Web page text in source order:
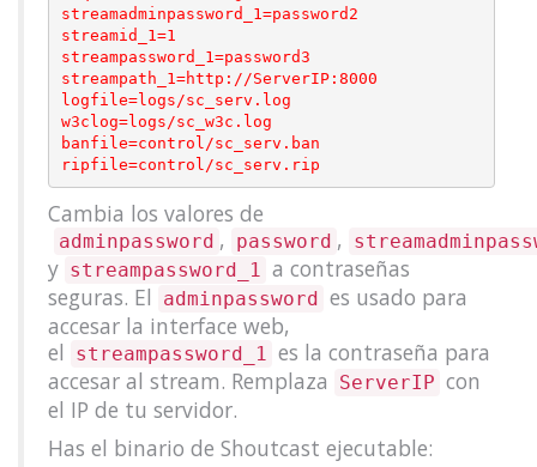
streamadminpassword_1=password2
streamid_1=1
streampassword_1=password3
streampath_1=http://ServerIP:8000
logfile=logs/sc_serv.log
w3clog=logs/sc_w3c.log
banfile=control/sc_serv.ban
Cambia los valores de
adminpassword , password ,
y streampassword_1 a contraseñas
seguras. El
adminpassword es usado para
accesar la interface web,
el
streampassword_1 es la contraseña para
accesar al stream. Remplaza
ServerIP con
el IP de tu servidor.
Has el binario de Shoutcast ejecutable: